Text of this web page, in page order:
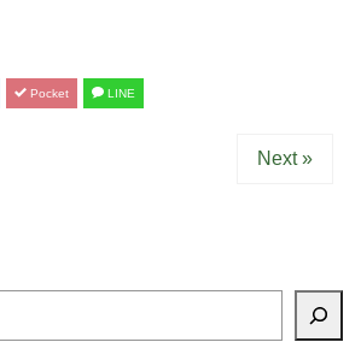
Pocket LINE
Next »